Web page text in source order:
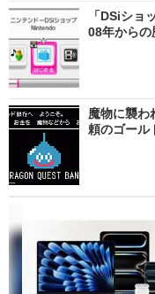
「DSiシ
08年からの
魔物に襲
頼のゴー